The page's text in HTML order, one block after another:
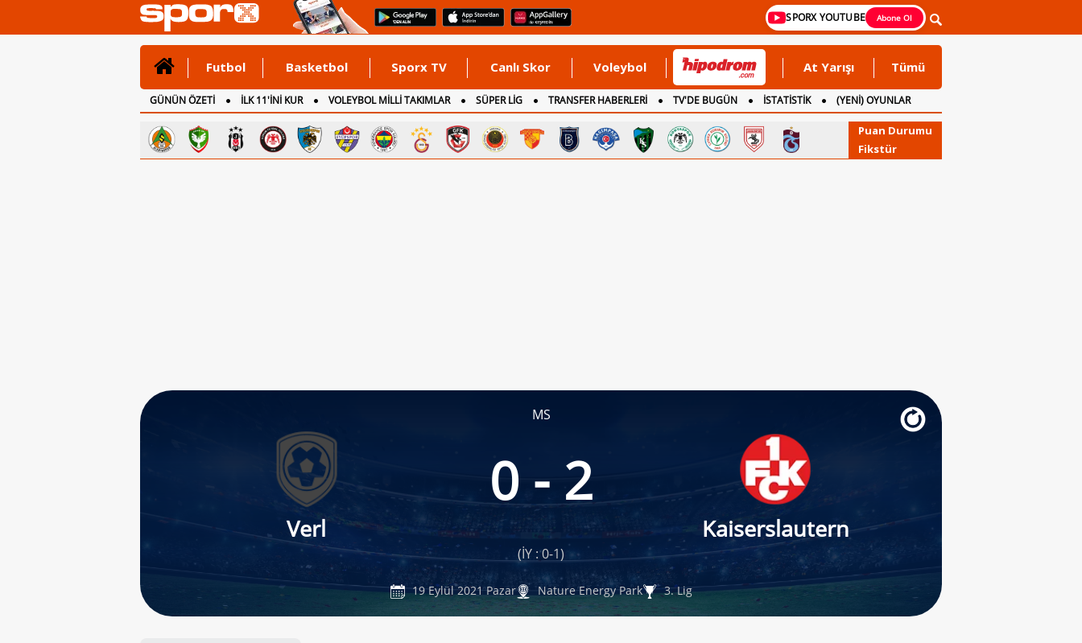
SPORX YOUTUBE Abone Ol
Futbol Basketbol Sporx TV Canlı Skor Voleybol At Yarışı Tümü
GÜNÜN ÖZETİ İLK 11'İNİ KUR VOLEYBOL MİLLİ TAKIMLAR SÜPER LİG TRANSFER HABERLERİ TV'DE BUGÜN İSTATİSTİK
(YENİ) OYUNLAR
CANLI ANLATIM
İNGİLTERE
Puan Durumu
Fikstür
MS
Verl
0 - 2
Kaiserslautern
(İY : 0-1)
19 Eylül 2021 Pazar Nature Energy Park 3. Lig